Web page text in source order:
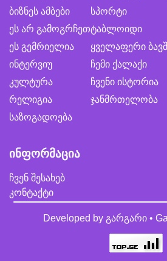
ბიზნეს ამბები
ეს არ გამოგრჩეთ
ეს გემრიელია
ინტერვიუ
კულტურა
რელიგია
საზოგადოება
სპორტი
ტაბლოიდი
ყველაფერი
ჩემი ქალაქი
ჩვენი ისტორია
ჯანმრთელობა
ინფორმაცია
ჩვენ შესახებ
კონტაქტი
Developed by გარგარი •